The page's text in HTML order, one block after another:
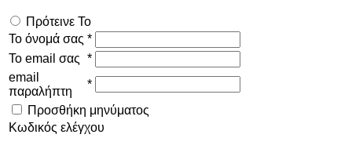
Πρότεινε Το
Το όνομά σας *
Το email σας *
email
παραλήπτη
*
Προσθήκη μηνύματος
Κωδικός ελέγχου